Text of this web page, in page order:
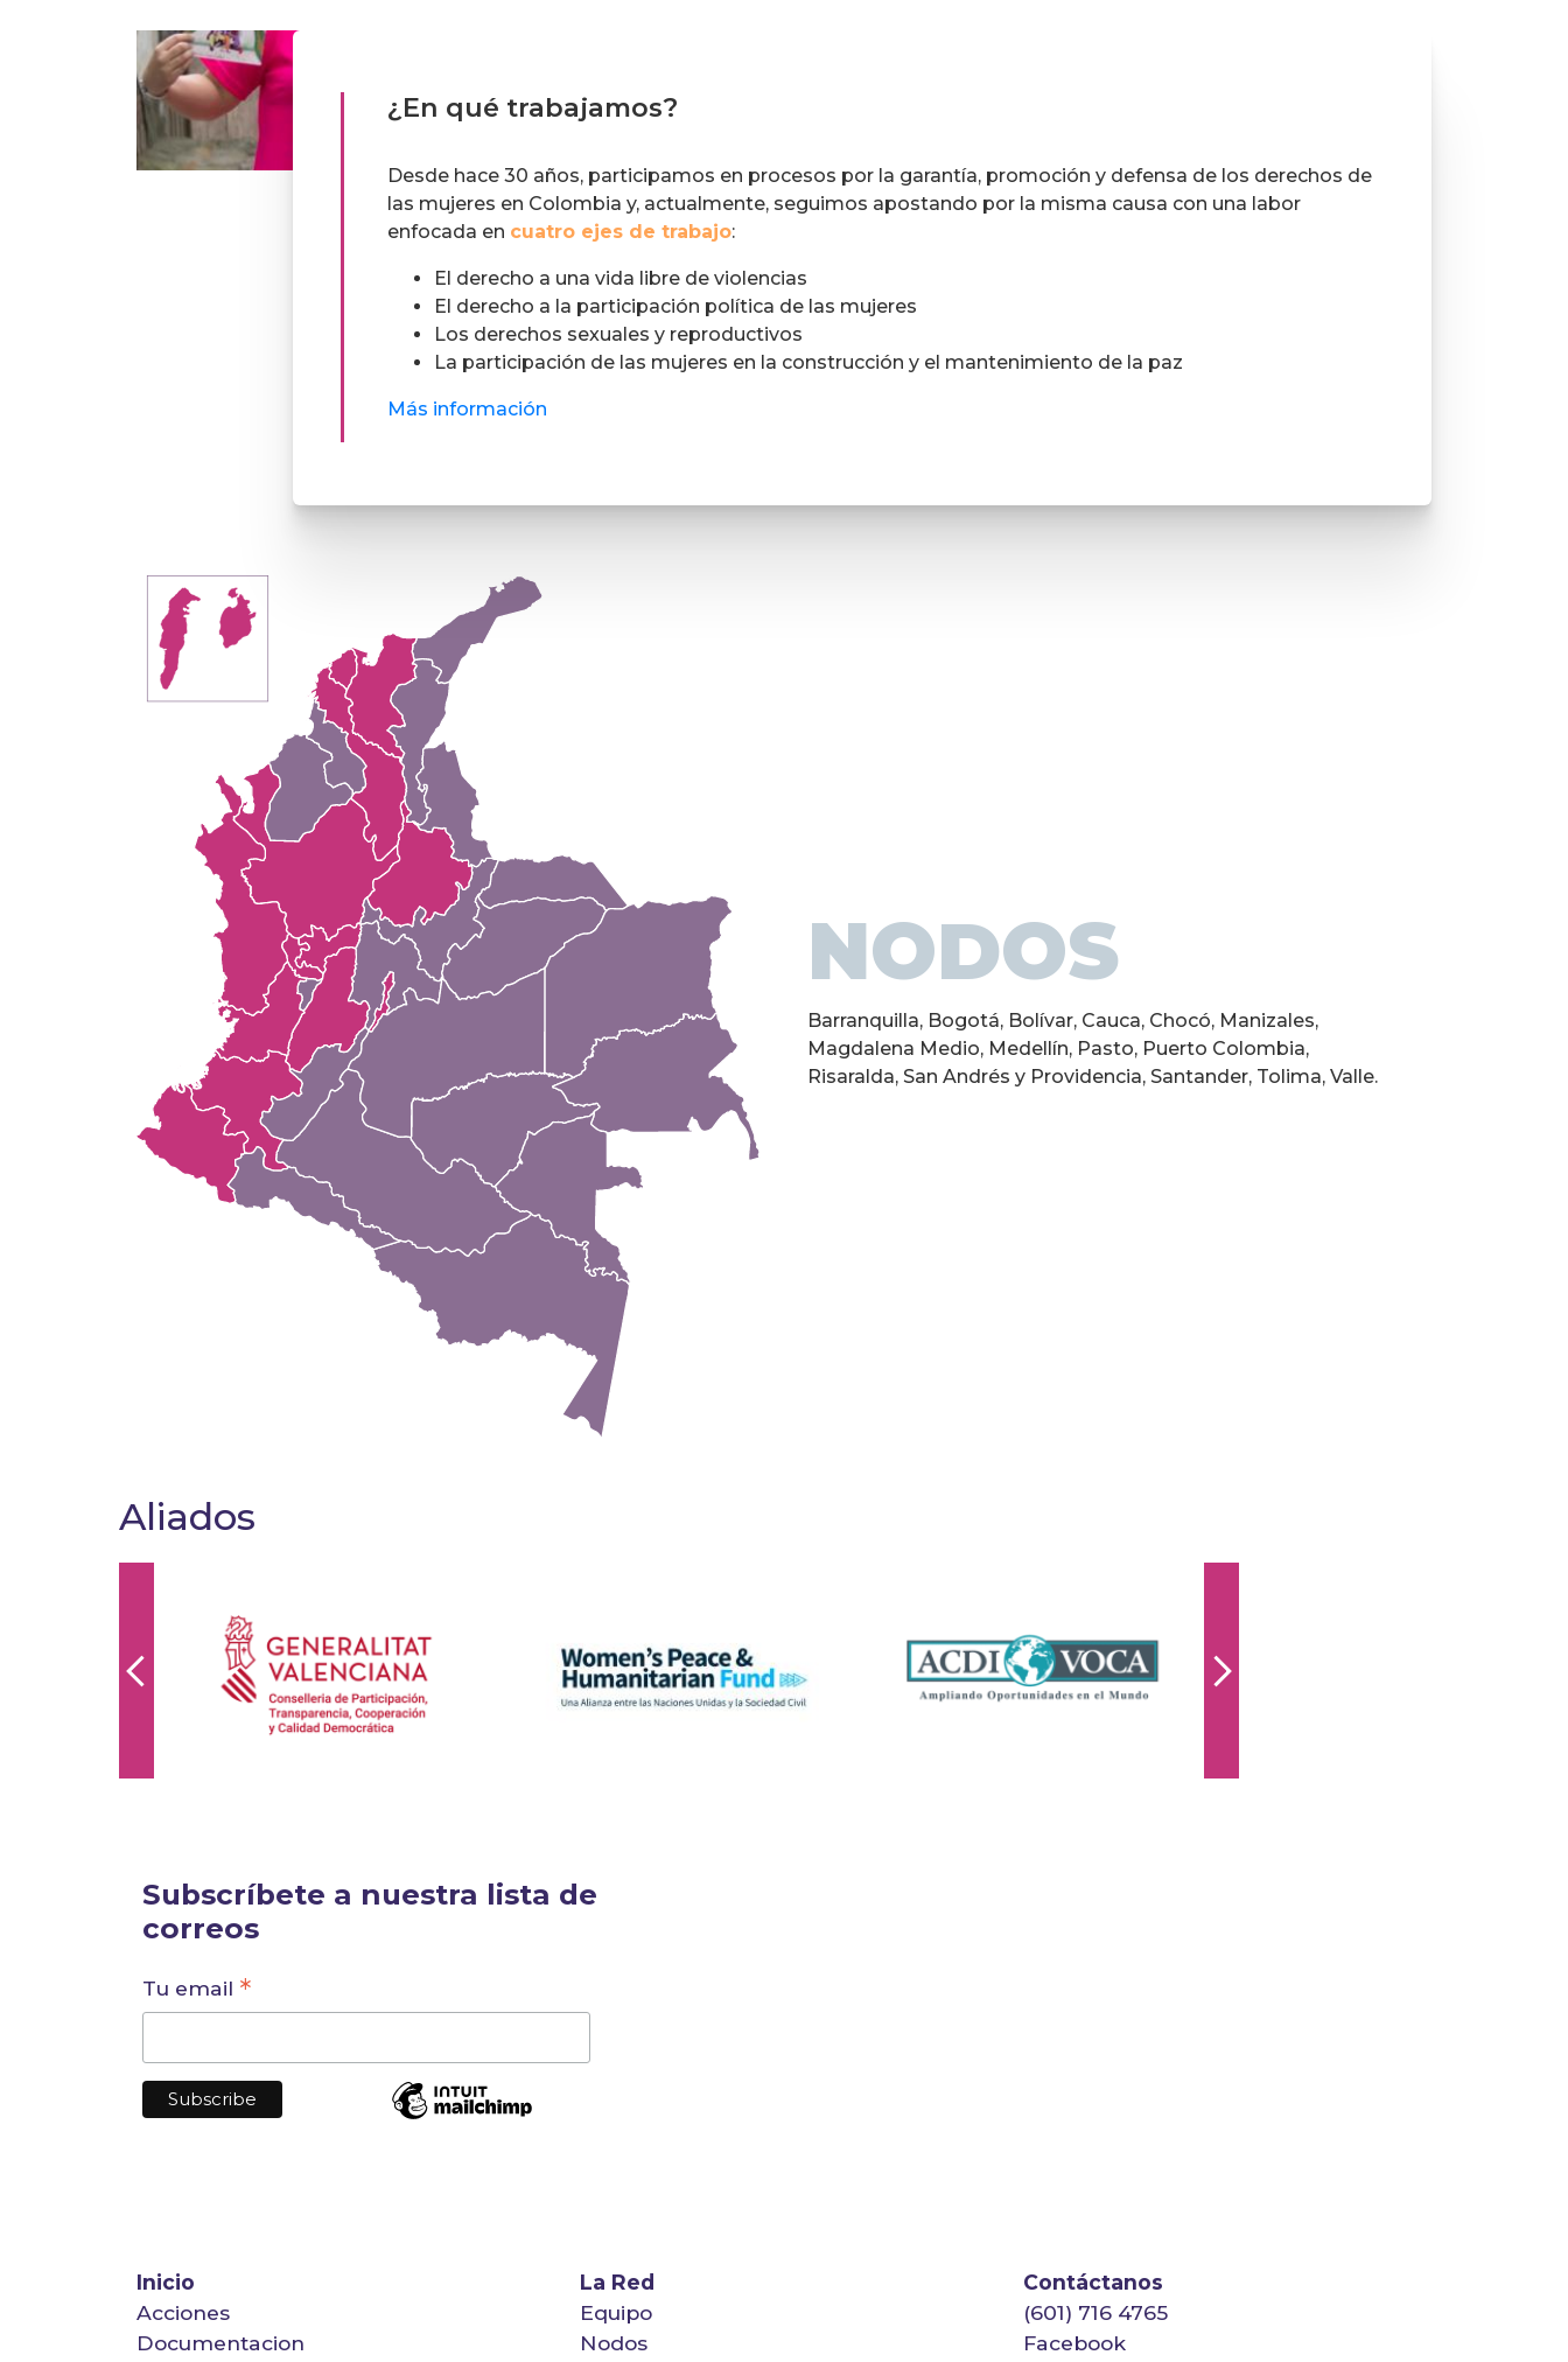
¿En qué trabajamos?
Desde hace 30 años, participamos en procesos por la garantía, promoción y defensa de los derechos de
las mujeres en Colombia y, actualmente, seguimos apostando por la misma causa con una labor
enfocada en cuatro ejes de trabajo:
El derecho a una vida libre de violencias
El derecho a la participación política de las mujeres
Los derechos sexuales y reproductivos
La participación de las mujeres en la construcción y el mantenimiento de la paz
Más información
NODOS
Barranquilla, Bogotá, Bolívar, Cauca, Chocó, Manizales,
Magdalena Medio, Medellín, Pasto, Puerto Colombia,
Risaralda, San Andrés y Providencia, Santan­der, Tolima, Valle.
Aliados
Subscríbete a nuestra lista de
correos
Tu email *
Inicio
Acciones
Documentacion
La Red
Equipo
Nodos
Contáctanos
(601) 716 4765
Facebook